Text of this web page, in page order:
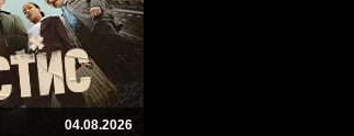
04.08.2026